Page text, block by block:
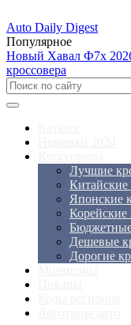
Auto Daily Digest
Популярное
Новый Хавал Ф7х
кроссовера
Лучшие
Китайские
Японские
Корейские
Дешевые
Дорогие